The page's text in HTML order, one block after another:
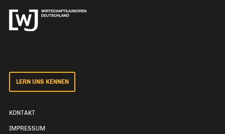
LERN UNS KENNEN
KONTAKT
IMPRESSUM